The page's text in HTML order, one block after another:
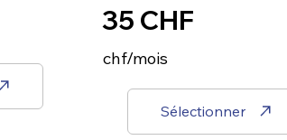
35 CHF
chf/mois
Sélectionner